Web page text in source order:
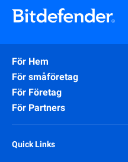
För Hem
För småföretag
För Företag
För Partners
Quick Links